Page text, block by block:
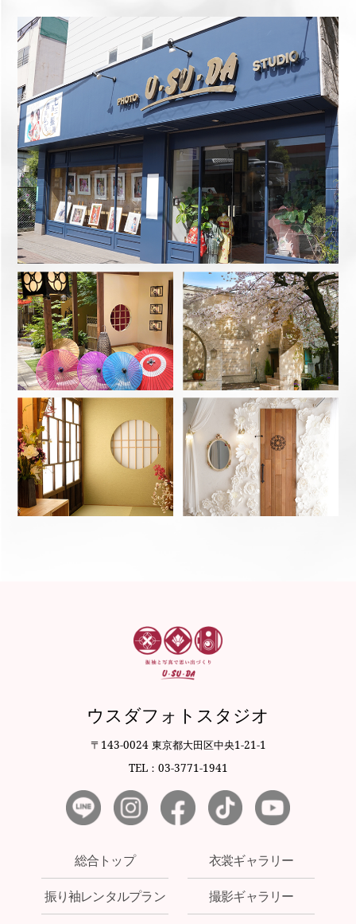
ウスダフォトスタジオ
〒143-0024 東京都大田区中央1-21-1
TEL：03-3771-1941
総合トップ
振り袖レンタルプラン
衣裳ギャラリー
撮影ギャラリー